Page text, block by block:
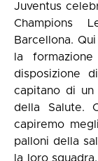
Juventus
Champions
Barcellona.
la
disposizione
capitano di un
della Salute.
capiremo
palloni della
la loro